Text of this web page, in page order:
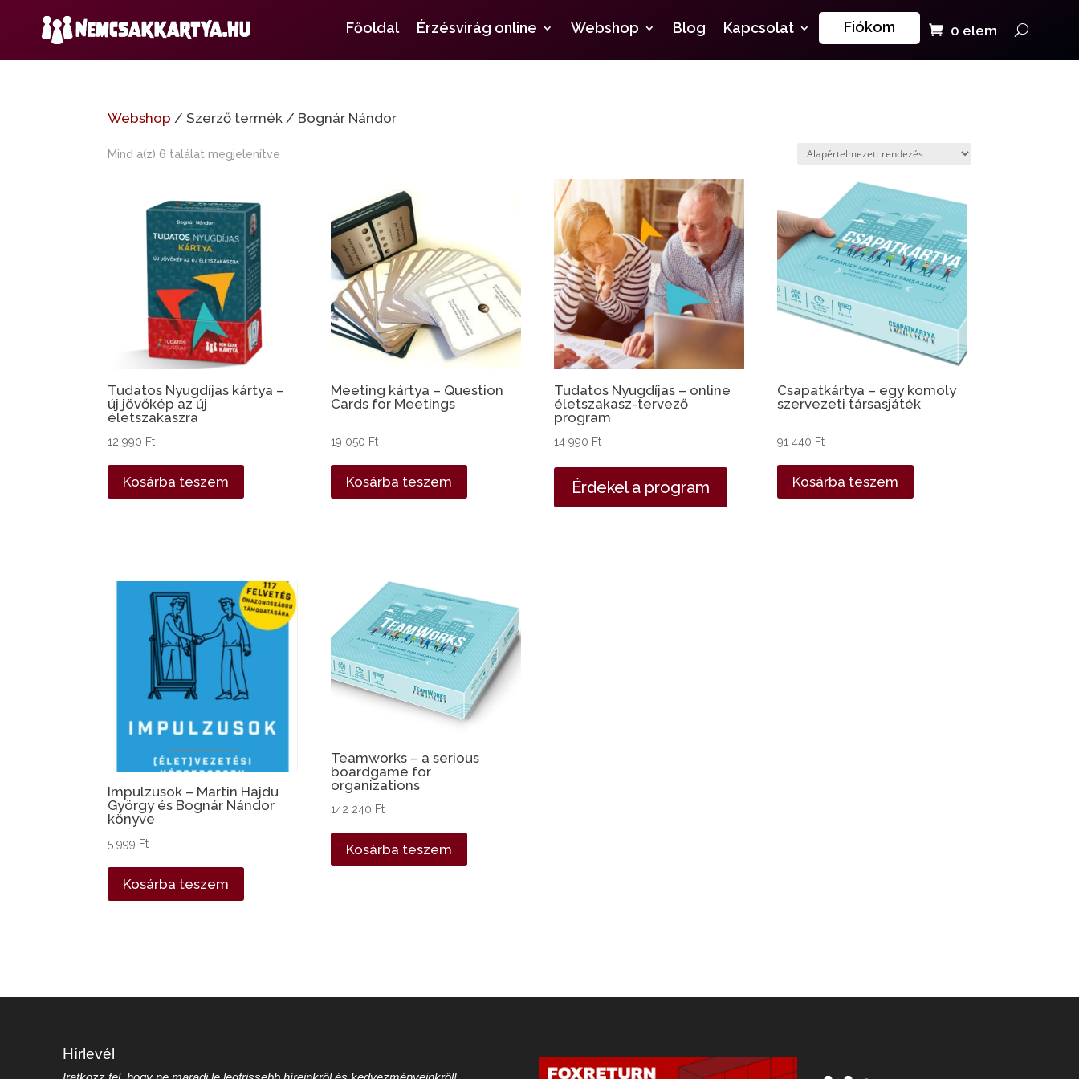
Főoldal Érzésvirág online Webshop Blog Kapcsolat Fiókom 0 elem
Webshop / Szerző termék / Bognár Nándor
Mind a(z) 6 találat megjelenítve
Tudatos Nyugdíjas kártya –
új jövőkép az új
életszakaszra
12 990 Ft
Kosárba teszem
Meeting kártya – Question
Cards for Meetings
19 050 Ft
Kosárba teszem
Tudatos Nyugdíjas – online
életszakasz-tervező
program
14 990 Ft
Érdekel a program
Csapatkártya – egy komoly
szervezeti társasjáték
91 440 Ft
Kosárba teszem
Impulzusok – Martin Hajdu
György és Bognár Nándor
könyve
5 999 Ft
Kosárba teszem
Teamworks – a serious
boardgame for
organizations
142 240 Ft
Kosárba teszem
Hírlevél